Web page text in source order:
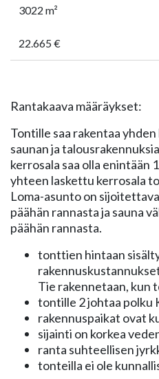
3022 m²
22.665 €
Rantakaava määräykset:
Tontille saa rakentaa
saunan ja
kerrosala saa olla enintään
yhteen laskettu kerrosala
Loma-asunto on
päähän rannasta ja sauna
päähän rannasta.
tonttien hintaan
Tie rakennetaan, kun
tontille 2 johtaa polku
rakennuspaikat ovat
sijainti on korkea
ranta suhteellisen
tonteilla ei ole